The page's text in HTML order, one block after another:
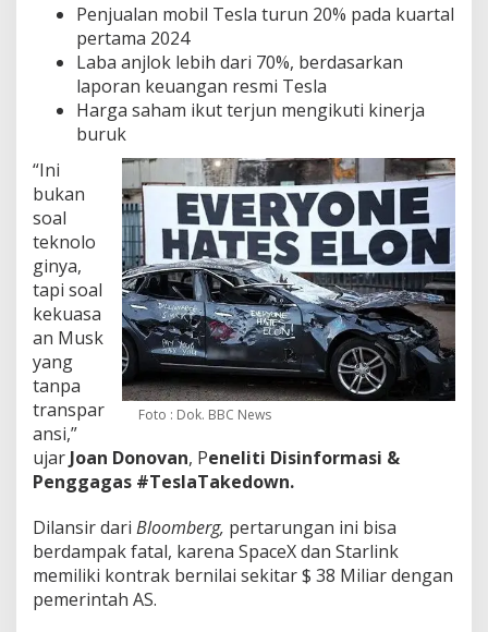
Penjualan mobil Tesla turun 20% pada kuartal
pertama 2024
Laba anjlok lebih dari 70%, berdasarkan
laporan keuangan resmi Tesla
Harga saham ikut terjun mengikuti kinerja
buruk
Foto : Dok. BBC News
“Ini
bukan
soal
teknolo
ginya,
tapi soal
kekuasa
an Musk
yang
tanpa
transpar
ansi,”
ujarJoan Donovan, Peneliti Disinformasi &
Penggagas #TeslaTakedown.
Dilansir dari Bloomberg, pertarungan ini bisa
berdampak fatal, karena SpaceX dan Starlink
memiliki kontrak bernilai sekitar $ 38 Miliar dengan
pemerintah AS.